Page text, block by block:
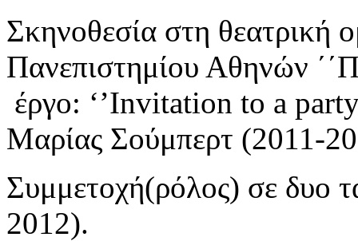
Σκηνοθεσία στη θεατρική
Πανεπιστημίου Αθηνών
έργο: ‘’Invitation to a
Μαρίας Σούμπερτ (2011-
Συμμετοχή(ρόλος) σε δυο
2012).